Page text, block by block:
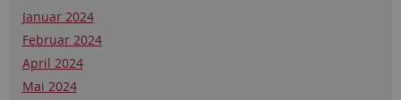
Januar 2024
Februar 2024
April 2024
Mai 2024